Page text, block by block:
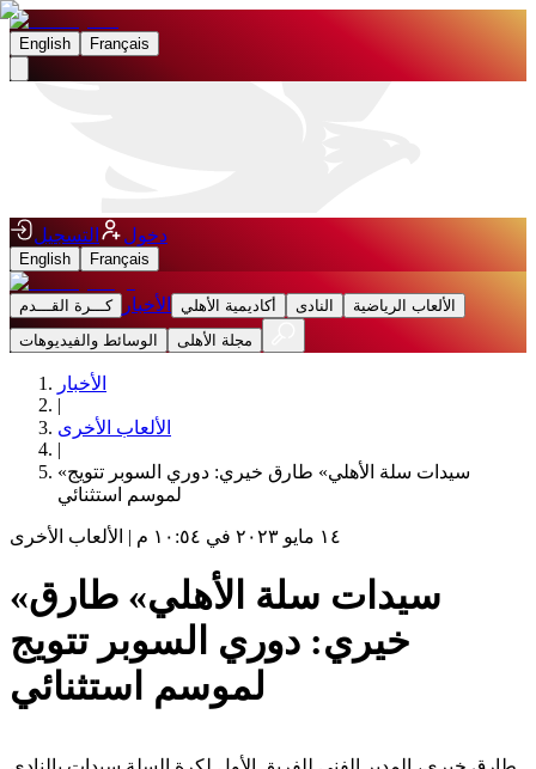
English Français
دخول التسجيل
English Français
كـــرة القـــدم الأخبار أكاديمية الأهلي النادى
الألعاب الرياضية
الوسائط والفيديوهات
مجلة الأهلى
الأخبار
|
الألعاب الأخرى
|
«سيدات سلة الأهلي» طارق خيري: دوري السوبر تتويج
لموسم استثنائي
١٤ مايو ٢٠٢٣ في ١٠:٥٤ م | الألعاب الأخرى
«سيدات سلة الأهلي» طارق
خيري: دوري السوبر تتويج
لموسم استثنائي